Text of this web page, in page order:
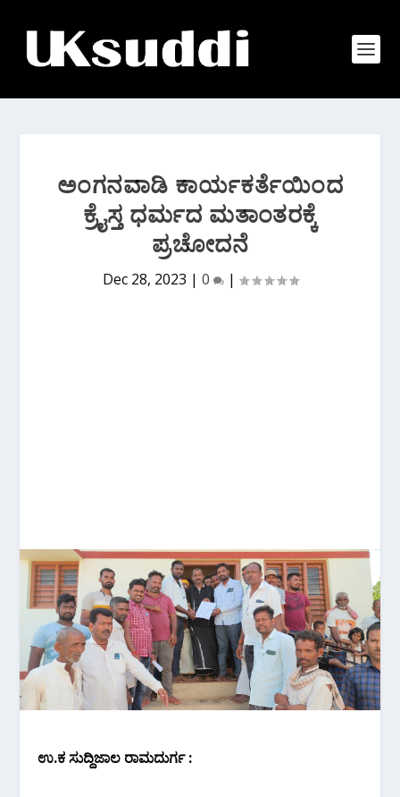
ಅಂಗನವಾಡಿ ಕಾರ್ಯಕರ್ತೆಯಿಂದ
ಕ್ರೈಸ್ತ ಧರ್ಮದ ಮತಾಂತರಕ್ಕೆ
ಪ್ರಚೋದನೆ
Dec 28, 2023 | 0 |
ಉ.ಕ ಸುದ್ದಿಜಾಲ ರಾಮದುರ್ಗ :